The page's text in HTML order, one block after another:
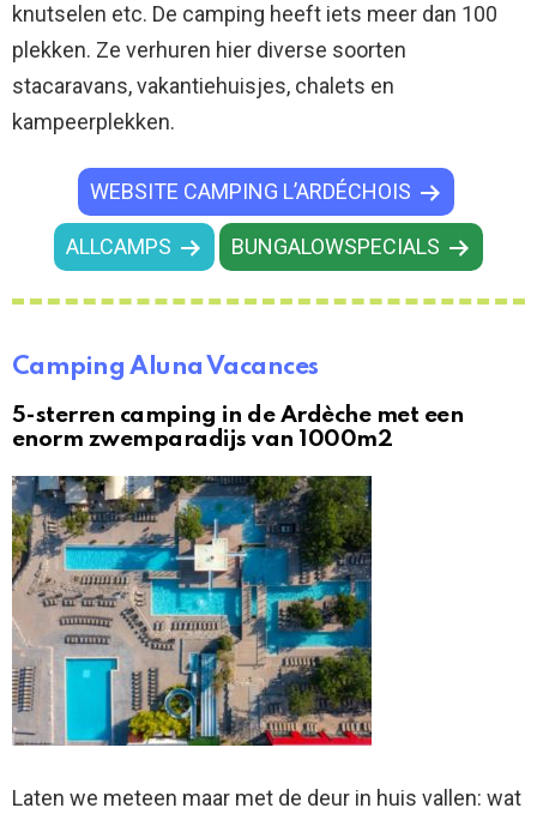
knutselen etc. De camping heeft iets meer dan 100
plekken. Ze verhuren hier diverse soorten
stacaravans, vakantiehuisjes, chalets en
kampeerplekken.
WEBSITE CAMPING L’ARDÉCHOIS
ALLCAMPS BUNGALOWSPECIALS
Camping Aluna Vacances
5-sterren camping in de Ardèche met een
enorm zwemparadijs van 1000m2
Laten we meteen maar met de deur in huis vallen: wat